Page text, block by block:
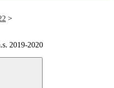
>
2019-2020